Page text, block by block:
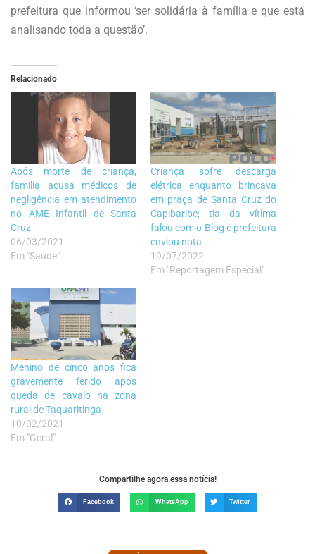
prefeitura que informou ‘ser solidária à família e que está
analisando toda a questão’.
Relacionado
Após morte de criança,
família acusa médicos de
negligência em atendimento
no AME Infantil de Santa
Cruz
06/03/2021
Em "Saúde"
Criança sofre descarga
elétrica enquanto brincava
em praça de Santa Cruz do
Capibaribe; tia da vítima
falou com o Blog e prefeitura
enviou nota
19/07/2022
Em "Reportagem Especial"
Menino de cinco anos fica
gravemente ferido após
queda de cavalo na zona
rural de Taquaritinga
10/02/2021
Em "Geral"
Compartilhe agora essa notícia!
Facebook WhatsApp Twitter